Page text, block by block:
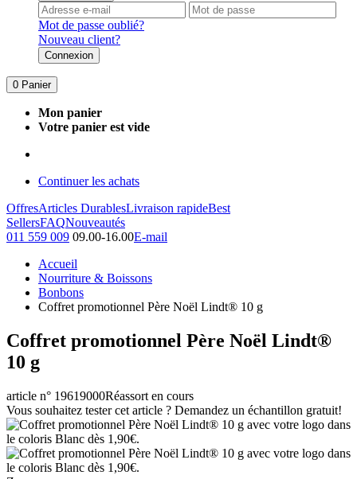
Mot de passe oublié?
Nouveau client?
Connexion
0 Panier
Mon panier
Votre panier est vide
Continuer les achats
OffresArticles DurablesLivraison rapideBest
SellersFAQNouveautés
011 559 009 09.00-16.00E-mail
Accueil
Nourriture & Boissons
Bonbons
Coffret promotionnel Père Noël Lindt® 10 g
Coffret promotionnel Père Noël Lindt®
10 g
article n° 19619000Réassort en cours
Vous souhaitez tester cet article ? Demandez un échantillon gratuit!